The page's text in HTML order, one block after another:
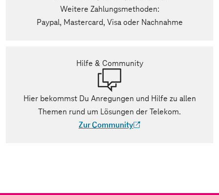
Weitere Zahlungsmethoden:
Paypal, Mastercard, Visa oder Nachnahme
Hilfe & Community
Hier bekommst Du Anregungen und Hilfe zu allen
Themen rund um Lösungen der Telekom.
Zur Community
(Der Link wird in einem neuen Tab